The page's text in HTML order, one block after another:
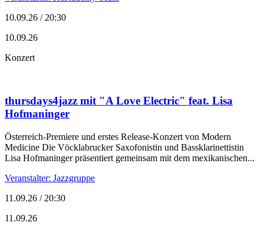
10.09.26 / 20:30
10.09.26
Konzert
thursdays4jazz mit "A Love Electric" feat. Lisa
Hofmaninger
Österreich-Premiere und erstes Release-Konzert von Modern
Medicine Die Vöcklabrucker Saxofonistin und Bassklarinettistin
Lisa Hofmaninger präsentiert gemeinsam mit dem mexikanischen...
Veranstalter: Jazzgruppe
11.09.26 / 20:30
11.09.26